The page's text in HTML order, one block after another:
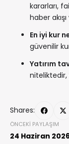
kararları,
haber
En iyi kur
güvenilir
Yatırım
niteliktedir,
Shares:
ÖNCEKI PAYLAŞIM
24 Haziran